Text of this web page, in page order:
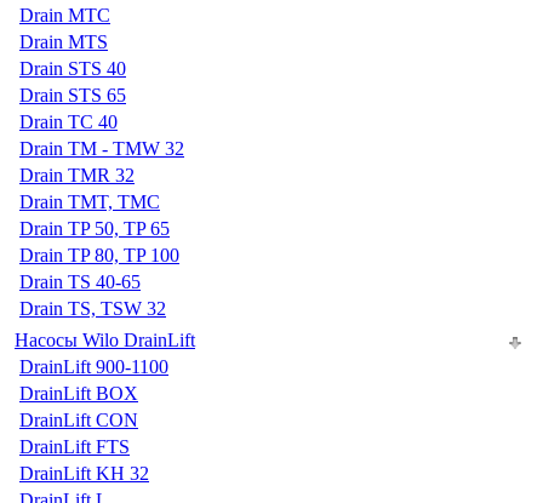
Drain MTC
Drain MTS
Drain STS 40
Drain STS 65
Drain TC 40
Drain TM - TMW 32
Drain TMR 32
Drain TMT, TMC
Drain TP 50, TP 65
Drain TP 80, TP 100
Drain TS 40-65
Drain TS, TSW 32
Насосы Wilo DrainLift
DrainLift 900-1100
DrainLift BOX
DrainLift CON
DrainLift FTS
DrainLift KH 32